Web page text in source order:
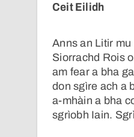
Ceit Eilidh
Anns an Litir
Siorrachd Rois
am fear a bha
don sgìre ach a
a-mhàin a bha
sgrìobh Iain.